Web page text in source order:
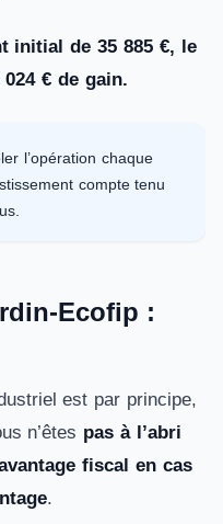
initial de 35 885 €, le
€ de gain.
l’opération chaque
compte tenu
Ecofip :
est par principe,
n’êtes pas à l’abri
fiscal en cas
.